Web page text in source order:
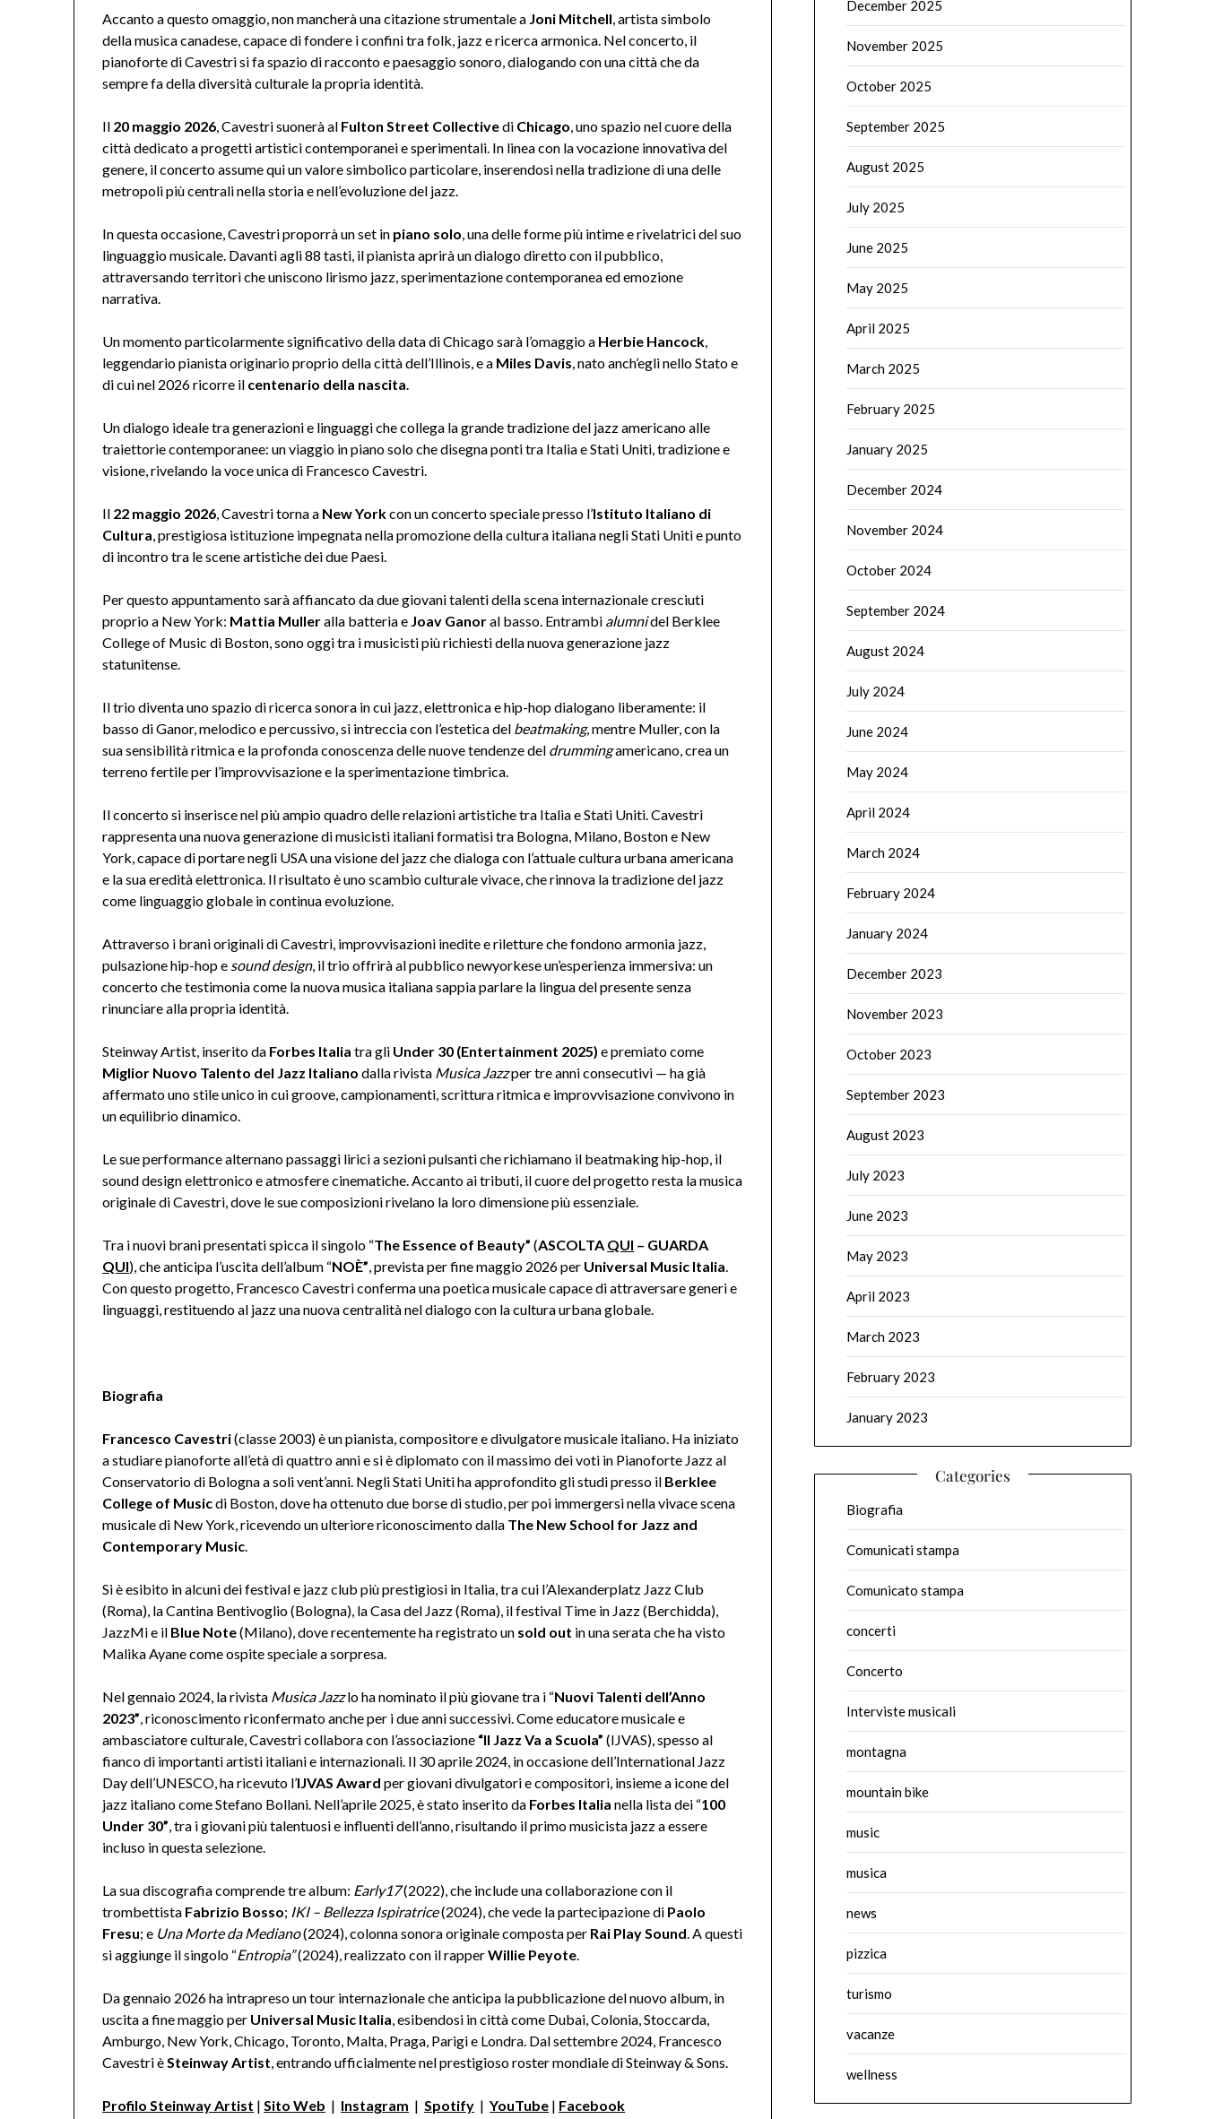
Accanto a questo omaggio, non mancherà una citazione strumentale a Joni Mitchell, artista simbolo
della musica canadese, capace di fondere i confini tra folk, jazz e ricerca armonica. Nel concerto, il
pianoforte di Cavestri si fa spazio di racconto e paesaggio sonoro, dialogando con una città che da
sempre fa della diversità culturale la propria identità.
Il 20 maggio 2026, Cavestri suonerà al Fulton Street Collectivedi Chicago, uno spazio nel cuore della
città dedicato a progetti artistici contemporanei e sperimentali. In linea con la vocazione innovativa del
genere, il concerto assume qui un valore simbolico particolare, inserendosi nella tradizione di una delle
metropoli più centrali nella storia e nell’evoluzione del jazz.
In questa occasione, Cavestri proporrà un set in piano solo, una delle forme più intime e rivelatrici del suo
linguaggio musicale. Davanti agli 88 tasti, il pianista aprirà un dialogo diretto con il pubblico,
attraversando territori che uniscono lirismo jazz, sperimentazione contemporanea ed emozione
narrativa.
Un momento particolarmente significativo della data di Chicago sarà l’omaggio a Herbie Hancock,
leggendario pianista originario proprio della città dell’Illinois, e a Miles Davis, nato anch’egli nello Stato e
di cui nel 2026 ricorre il centenario della nascita.
Un dialogo ideale tra generazioni e linguaggi che collega la grande tradizione del jazz americano alle
traiettorie contemporanee: un viaggio in piano solo che disegna ponti tra Italia e Stati Uniti, tradizione e
visione, rivelando la voce unica di Francesco Cavestri.
Il 22 maggio 2026, Cavestri torna a New Yorkcon un concerto speciale presso l’Istituto Italiano di
Cultura, prestigiosa istituzione impegnata nella promozione della cultura italiana negli Stati Uniti e punto
di incontro tra le scene artistiche dei due Paesi.
Per questo appuntamento sarà affiancato da due giovani talenti della scena internazionale cresciuti
proprio a New York: Mattia Mulleralla batteria e Joav Ganoral basso. Entrambi alumnidel Berklee
College of Music di Boston, sono oggi tra i musicisti più richiesti della nuova generazione jazz
statunitense.
Il trio diventa uno spazio di ricerca sonora in cui jazz, elettronica e hip-hop dialogano liberamente: il
basso di Ganor, melodico e percussivo, si intreccia con l’estetica del beatmaking, mentre Muller, con la
sua sensibilità ritmica e la profonda conoscenza delle nuove tendenze del drummingamericano, crea un
terreno fertile per l’improvvisazione e la sperimentazione timbrica.
Il concerto si inserisce nel più ampio quadro delle relazioni artistiche tra Italia e Stati Uniti. Cavestri
rappresenta una nuova generazione di musicisti italiani formatisi tra Bologna, Milano, Boston e New
York, capace di portare negli USA una visione del jazz che dialoga con l’attuale cultura urbana americana
e la sua eredità elettronica. Il risultato è uno scambio culturale vivace, che rinnova la tradizione del jazz
come linguaggio globale in continua evoluzione.
Attraverso i brani originali di Cavestri, improvvisazioni inedite e riletture che fondono armonia jazz,
pulsazione hip-hop e sound design, il trio offrirà al pubblico newyorkese un’esperienza immersiva: un
concerto che testimonia come la nuova musica italiana sappia parlare la lingua del presente senza
rinunciare alla propria identità.
Steinway Artist, inserito da Forbes Italia tra gli Under 30 (Entertainment 2025) e premiato come
Miglior Nuovo Talento del Jazz Italiano dalla rivista Musica Jazzper tre anni consecutivi — ha già
affermato uno stile unico in cui groove, campionamenti, scrittura ritmica e improvvisazione convivono in
un equilibrio dinamico.
Le sue performance alternano passaggi lirici a sezioni pulsanti che richiamano il beatmaking hip-hop, il
sound design elettronico e atmosfere cinematiche. Accanto ai tributi, il cuore del progetto resta la musica
originale di Cavestri, dove le sue composizioni rivelano la loro dimensione più essenziale.
Tra i nuovi brani presentati spicca il singolo “The Essence of Beauty” (ASCOLTA QUI – GUARDA
QUI), che anticipa l’uscita dell’album “NOÈ”, prevista per fine maggio 2026 per Universal Music Italia.
Con questo progetto, Francesco Cavestri conferma una poetica musicale capace di attraversare generi e
linguaggi, restituendo al jazz una nuova centralità nel dialogo con la cultura urbana globale.
Biografia
Francesco Cavestri(classe 2003) è un pianista, compositore e divulgatore musicale italiano. Ha iniziato
a studiare pianoforte all’età di quattro anni e si è diplomato con il massimo dei voti in Pianoforte Jazz al
Conservatorio di Bologna a soli vent’anni. Negli Stati Uniti ha approfondito gli studi presso il Berklee
College of Musicdi Boston, dove ha ottenuto due borse di studio, per poi immergersi nella vivace scena
musicale di New York, ricevendo un ulteriore riconoscimento dalla The New School for Jazz and
Contemporary Music.
Si è esibito in alcuni dei festival e jazz club più prestigiosi in Italia, tra cui l’Alexanderplatz Jazz Club
(Roma), la Cantina Bentivoglio (Bologna), la Casa del Jazz (Roma), il festival Time in Jazz (Berchidda),
JazzMi e il Blue Note(Milano), dove recentemente ha registrato un sold out in una serata che ha visto
Malika Ayane come ospite speciale a sorpresa.
Nel gennaio 2024, la rivista Musica Jazzlo ha nominato il più giovane tra i “Nuovi Talenti dell’Anno
2023”, riconoscimento riconfermato anche per i due anni successivi. Come educatore musicale e
ambasciatore culturale, Cavestri collabora con l’associazione “Il Jazz Va a Scuola” (IJVAS), spesso al
fianco di importanti artisti italiani e internazionali. Il 30 aprile 2024, in occasione dell’International Jazz
Day dell’UNESCO, ha ricevuto l’IJVAS Award per giovani divulgatori e compositori, insieme a icone del
jazz italiano come Stefano Bollani. Nell’aprile 2025, è stato inserito da Forbes Italia nella lista dei “100
Under 30”, tra i giovani più talentuosi e influenti dell’anno, risultando il primo musicista jazz a essere
incluso in questa selezione.
La sua discografia comprende tre album: Early17(2022), che include una collaborazione con il
trombettista Fabrizio Bosso; IKI – Bellezza Ispiratrice(2024), che vede la partecipazione di Paolo
Fresu; e Una Morte da Mediano(2024), colonna sonora originale composta per Rai Play Sound. A questi
si aggiunge il singolo “Entropia”(2024), realizzato con il rapperWillie Peyote.
Da gennaio 2026 ha intrapreso un tour internazionale che anticipa la pubblicazione del nuovo album, in
uscita a fine maggio per Universal Music Italia, esibendosi in città come Dubai, Colonia, Stoccarda,
Amburgo, New York, Chicago, Toronto, Malta, Praga, Parigi e Londra. Dal settembre 2024, Francesco
Cavestri èSteinway Artist, entrando ufficialmente nel prestigioso roster mondiale di Steinway & Sons.
Profilo Steinway Artist |Sito Web | Instagram |Spotify |YouTube | Facebook
December 2025
November 2025
October 2025
September 2025
August 2025
July 2025
June 2025
May 2025
April 2025
March 2025
February 2025
January 2025
December 2024
November 2024
October 2024
September 2024
August 2024
July 2024
June 2024
May 2024
April 2024
March 2024
February 2024
January 2024
December 2023
November 2023
October 2023
September 2023
August 2023
July 2023
June 2023
May 2023
April 2023
March 2023
February 2023
January 2023
Categories
Biografia
Comunicati stampa
Comunicato stampa
concerti
Concerto
Interviste musicali
montagna
mountain bike
music
musica
news
pizzica
turismo
vacanze
wellness